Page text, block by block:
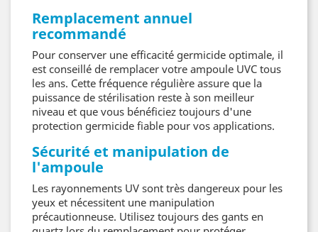
Remplacement annuel
recommandé
Pour conserver une efficacité germicide optimale, il
est conseillé de remplacer votre ampoule UVC tous
les ans. Cette fréquence régulière assure que la
puissance de stérilisation reste à son meilleur
niveau et que vous bénéficiez toujours d'une
protection germicide fiable pour vos applications.
Sécurité et manipulation de
l'ampoule
Les rayonnements UV sont très dangereux pour les
yeux et nécessitent une manipulation
précautionneuse. Utilisez toujours des gants en